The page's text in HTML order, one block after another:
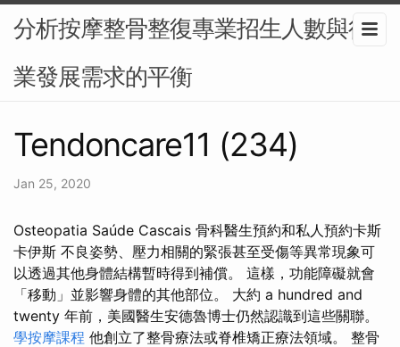
分析按摩整骨整復專業招生人數與行
業發展需求的平衡
Tendoncare11 (234)
Jan 25, 2020
Osteopatia Saúde Cascais 骨科醫生預約和私人預約卡斯
卡伊斯 不良姿勢、壓力相關的緊張甚至受傷等異常現象可
以透過其他身體結構暫時得到補償。 這樣，功能障礙就會
「移動」並影響身體的其他部位。 大約 a hundred and
twenty 年前，美國醫生安德魯博士仍然認識到這些關聯。
學按摩課程 他創立了整骨療法或脊椎矯正療法領域。 整骨